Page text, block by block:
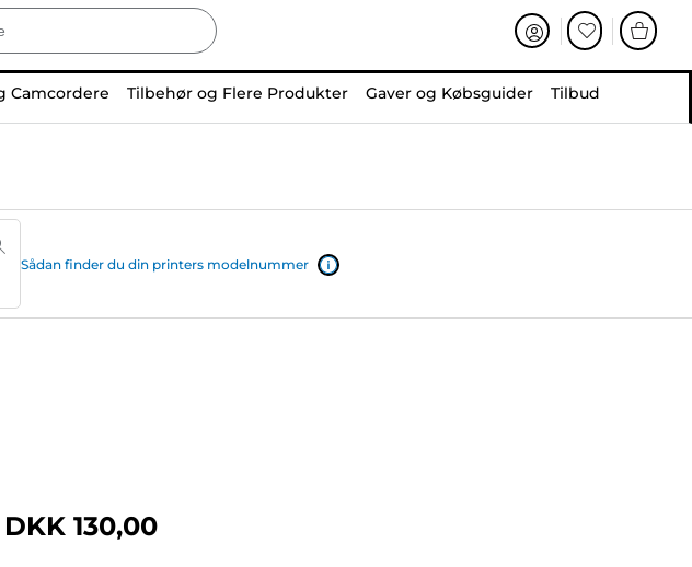
Camcordere Tilbehør og Flere Produkter Gaver og Købsguider Tilbud
Sådan finder du din printers modelnummer
DKK 130,00